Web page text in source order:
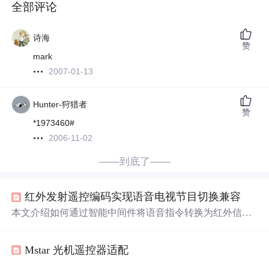
全部评论
诗海
mark
2007-01-13
赞
Hunter-狩猎者
*1973460#
2006-11-02
赞
——到底了——
红外发射遥控编码实现语音电视节目切换兼容
本文介绍如何通过智能中间件将语音指令转换为红外信
32等嵌入式平台构建低成本、高兼容性的解决方案。
Mstar 光机遥控器适配